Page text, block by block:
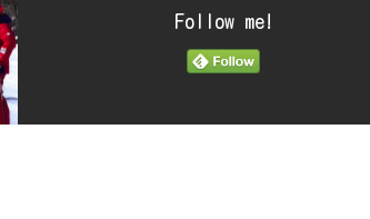
Follow me!